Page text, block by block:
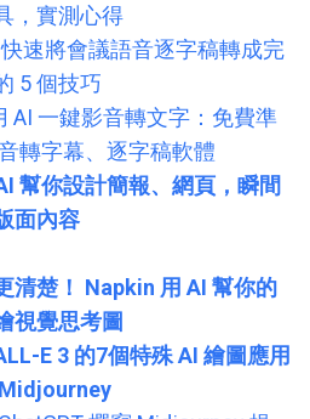
，實測心得
快速將會議語音逐字稿轉成完
5 個技巧
AI 一鍵影音轉文字：免費準
轉字幕、逐字稿軟體
幫你設計簡報、網頁，瞬間
面內容
清楚！ Napkin 用 AI 幫你的
視覺思考圖
E 3 的7個特殊 AI 繪圖應用